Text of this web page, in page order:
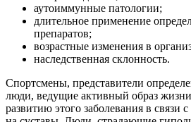
аутоиммунные патологии;
длительное применение
препаратов;
возрастные изменения в
наследственная склонность.
Спортсмены, представители
люди, ведущие активный образ
развитию этого заболевания в связи